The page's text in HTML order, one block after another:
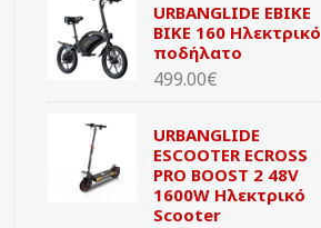
URBANGLIDE EBIKE
BIKE 160 Ηλεκτρικό
ποδήλατο
499.00€
URBANGLIDE
ESCOOTER ECROSS
PRO BOOST 2 48V
1600W Ηλεκτρικό
Scooter